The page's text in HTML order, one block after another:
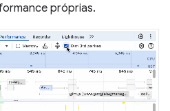
próprias.